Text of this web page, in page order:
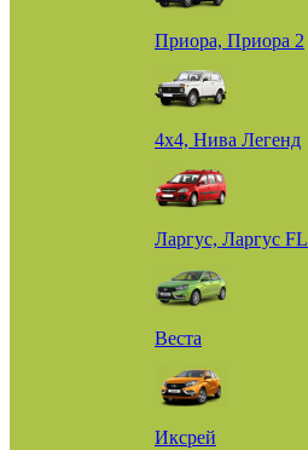
Приора, Приора 2
4х4, Нива Легенд
Ларгус, Ларгус FL
Веста
Иксрей